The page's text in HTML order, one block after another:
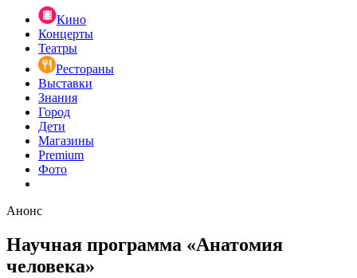
Кино
Концерты
Театры
Рестораны
Выставки
Знания
Город
Дети
Магазины
Premium
Фото
Анонс
Научная программа «Анатомия
человека»